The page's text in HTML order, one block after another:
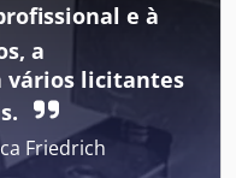
da bateria: 24 V, 60
e à
a
vários licitantes
Friedrich